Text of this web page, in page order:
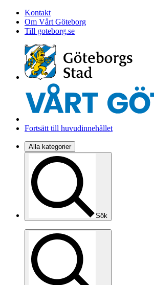
Kontakt
Om Vårt Göteborg
Till goteborg.se
Fortsätt till huvudinnehållet
Alla kategorier
Sök